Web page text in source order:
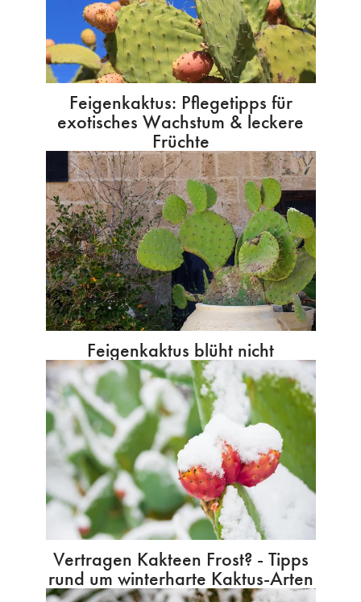
Feigenkaktus: Pflegetipps für
exotisches Wachstum & leckere
Früchte
Feigenkaktus blüht nicht
Vertragen Kakteen Frost? - Tipps
rund um winterharte Kaktus-Arten